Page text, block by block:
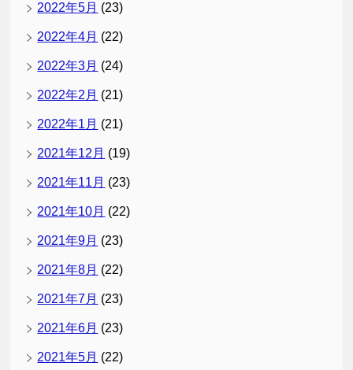
2022年5月 (23)
2022年4月 (22)
2022年3月 (24)
2022年2月 (21)
2022年1月 (21)
2021年12月 (19)
2021年11月 (23)
2021年10月 (22)
2021年9月 (23)
2021年8月 (22)
2021年7月 (23)
2021年6月 (23)
2021年5月 (22)